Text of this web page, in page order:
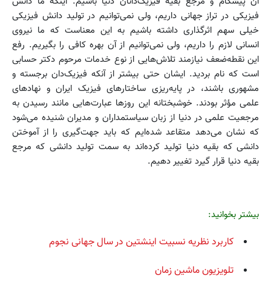
فیزیکی در تراز جهانی داریم، ولی نمی‌توانیم در تولید دانش فیزیکی
خیلی سهم اثرگذاری داشته باشیم به این معناست که ما نیروی
انسانی لازم را داریم، ولی نمی‌توانیم از آن بهره کافی را بگیریم. رفع
این نقطه‌ضعف نیازمند تلاش‌هایی از نوع خدمات مرحوم دکتر حسابی
است که نام بردید. ایشان حتی بیشتر از آنکه فیزیک‌دان برجسته و
مشهوری باشند، در پایه‌ریزی ساختارهای فیزیک ایران و نهادهای
علمی مؤثر بودند. خوشبختانه این روزها عبارت‌هایی مانند رسیدن به
مرجعیت علمی در دنیا از زبان سیاستمداران و مدیران شنیده می‌شود
که نشان می‌دهد متقاعد شده‌ایم که باید جهت‌گیری را از آموختن
دانشی که بقیه دنیا تولید کرده‌اند به سمت تولید دانشی که مرجع
بقیه دنیا قرار گیرد تغییر دهیم.
بیشتر بخوانید:
کاربرد نظریه نسبیت اینشتین در سال جهانی نجوم
تلویزیون ماشین زمان